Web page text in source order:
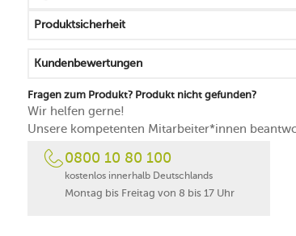
Produktsicherheit
Kundenbewertungen
Fragen zum Produkt? Produkt nicht gefunden?
Wir helfen gerne!
Unsere kompetenten Mitarbeiter*innen
0800 10 80 100
kostenlos innerhalb Deutschlands
Montag bis Freitag von 8 bis 17 Uhr